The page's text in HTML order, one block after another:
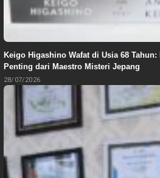
Keigo Higashino Wafat di Usia 68 Tahun:
Penting dari Maestro Misteri Jepang
28/07/2026